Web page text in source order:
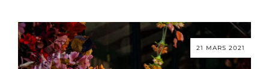
21 MARS 2021